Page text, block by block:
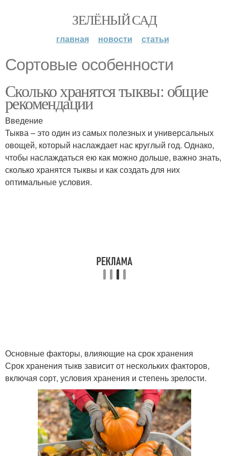
ЗЕЛЁНЫЙ САД
главная новости статьи
Сортовые особенности
Сколько хранятся тыквы: общие
рекомендации
Введение
Тыква – это один из самых полезных и универсальных
овощей, который наслаждает нас круглый год. Однако,
чтобы наслаждаться ею как можно дольше, важно знать,
сколько хранятся тыквы и как создать для них
оптимальные условия.
Основные факторы, влияющие на срок хранения
Срок хранения тыкв зависит от нескольких факторов,
включая сорт, условия хранения и степень зрелости.